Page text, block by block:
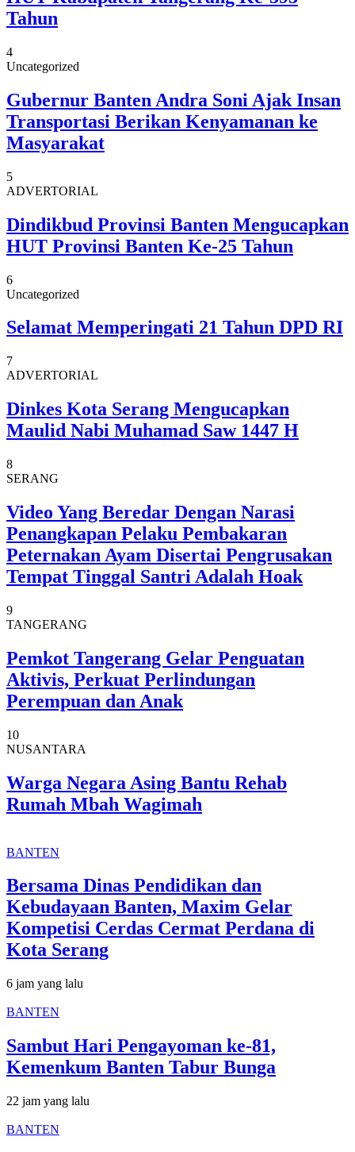
Tahun
4
Uncategorized
Gubernur Banten Andra Soni Ajak Insan
Transportasi Berikan Kenyamanan ke
Masyarakat
5
ADVERTORIAL
Dindikbud Provinsi Banten Mengucapkan
HUT Provinsi Banten Ke-25 Tahun
6
Uncategorized
Selamat Memperingati 21 Tahun DPD RI
7
ADVERTORIAL
Dinkes Kota Serang Mengucapkan
Maulid Nabi Muhamad Saw 1447 H
8
SERANG
Video Yang Beredar Dengan Narasi
Penangkapan Pelaku Pembakaran
Peternakan Ayam Disertai Pengrusakan
Tempat Tinggal Santri Adalah Hoak
9
TANGERANG
Pemkot Tangerang Gelar Penguatan
Aktivis, Perkuat Perlindungan
Perempuan dan Anak
10
NUSANTARA
Warga Negara Asing Bantu Rehab
Rumah Mbah Wagimah
BANTEN
Bersama Dinas Pendidikan dan
Kebudayaan Banten, Maxim Gelar
Kompetisi Cerdas Cermat Perdana di
Kota Serang
6 jam yang lalu
BANTEN
Sambut Hari Pengayoman ke-81,
Kemenkum Banten Tabur Bunga
22 jam yang lalu
BANTEN